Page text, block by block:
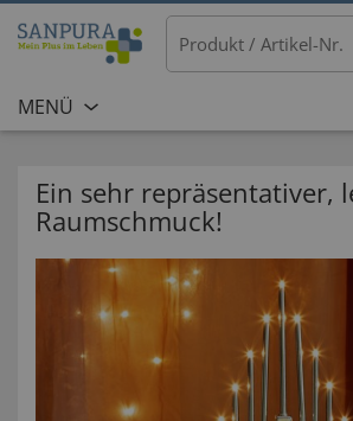
MENÜ
Ein sehr repräsentativer,
Raumschmuck!